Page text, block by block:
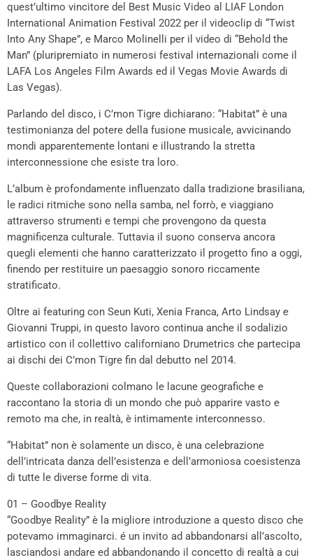
quest’ultimo vincitore del Best Music Video al LIAF London
International Animation Festival 2022 per il videoclip di “Twist
Into Any Shape”, e Marco Molinelli per il video di “Behold the
Man” (pluripremiato in numerosi festival internazionali come il
LAFA Los Angeles Film Awards ed il Vegas Movie Awards di
Las Vegas).
Parlando del disco, i C’mon Tigre dichiarano: “Habitat” è una
testimonianza del potere della fusione musicale, avvicinando
mondi apparentemente lontani e illustrando la stretta
interconnessione che esiste tra loro.
L’album è profondamente influenzato dalla tradizione brasiliana,
le radici ritmiche sono nella samba, nel forrò, e viaggiano
attraverso strumenti e tempi che provengono da questa
magnificenza culturale. Tuttavia il suono conserva ancora
quegli elementi che hanno caratterizzato il progetto fino a oggi,
finendo per restituire un paesaggio sonoro riccamente
stratificato.
Oltre ai featuring con Seun Kuti, Xenia Franca, Arto Lindsay e
Giovanni Truppi, in questo lavoro continua anche il sodalizio
artistico con il collettivo californiano Drumetrics che partecipa
ai dischi dei C’mon Tigre fin dal debutto nel 2014.
Queste collaborazioni colmano le lacune geografiche e
raccontano la storia di un mondo che può apparire vasto e
remoto ma che, in realtà, è intimamente interconnesso.
“Habitat” non è solamente un disco, è una celebrazione
dell’intricata danza dell’esistenza e dell’armoniosa coesistenza
di tutte le diverse forme di vita.
01 – Goodbye Reality
“Goodbye Reality” è la migliore introduzione a questo disco che
potevamo immaginarci. é un invito ad abbandonarsi all’ascolto,
lasciandosi andare ed abbandonando il concetto di realtà a cui